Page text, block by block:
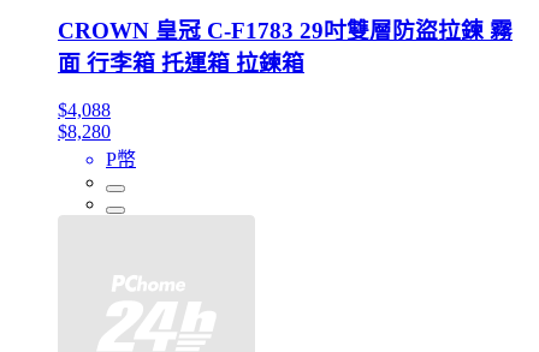
CROWN 皇冠 C-F1783 29吋雙層防盜拉鍊 霧
面 行李箱 托運箱 拉鍊箱
$4,088
$8,280
P幣